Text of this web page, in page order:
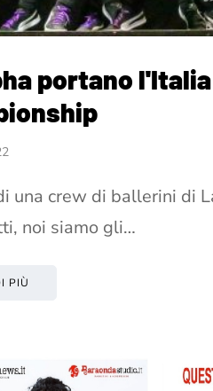
portano
una crew di ballerini di
noi siamo gli…
PIÙ